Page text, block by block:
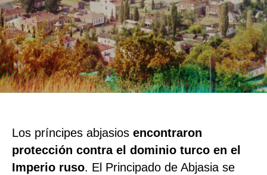
Los príncipes abjasios encontraron
protección contra el dominio turco en el
Imperio ruso. El Principado de Abjasia se